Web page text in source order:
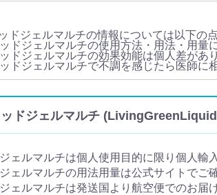
ドジェルマルチの情報については以下の
ドジェルマルチの使用方法・用法・用量
ドジェルマルチの効果効能は個人差があり
ドジェルマルチで不調を感じたら医師に
ッドジェルマルチ
ェルマルチは個人使用目的に限り個人輸
ェルマルチの用法用量は公式サイトでご
ェルマルチは発送国より航空便でのお